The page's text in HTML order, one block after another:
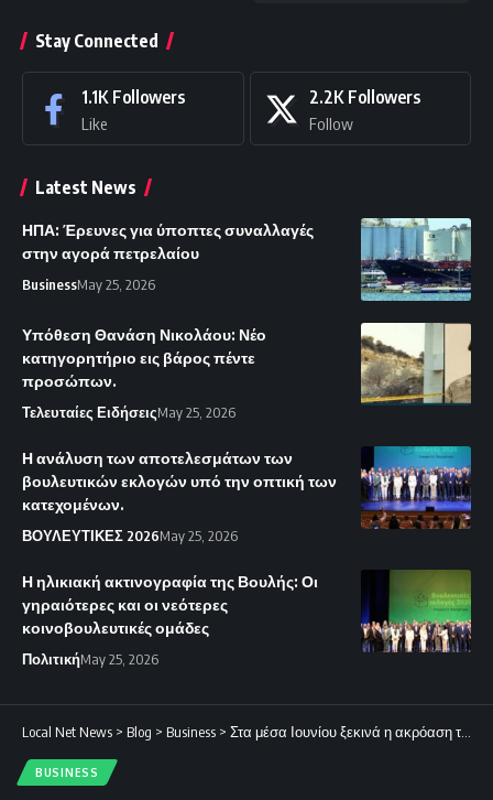
Stay Connected
1.1K Followers
Like
2.2K Followers
Follow
Latest News
ΗΠΑ: Έρευνες για ύποπτες συναλλαγές
στην αγορά πετρελαίου
BusinessMay 25, 2026
Υπόθεση Θανάση Νικολάου: Νέο
κατηγορητήριο εις βάρος πέντε
προσώπων.
Τελευταίες ΕιδήσειςMay 25, 2026
Η ανάλυση των αποτελεσμάτων των
βουλευτικών εκλογών υπό την οπτική των
κατεχομένων.
ΒΟΥΛΕΥΤΙΚΕΣ 2026May 25, 2026
Η ηλικιακή ακτινογραφία της Βουλής: Οι
γηραιότερες και οι νεότερες
κοινοβουλευτικές ομάδες
ΠολιτικήMay 25, 2026
Local Net News > Blog > Business > Στα μέσα Ιουνίου ξεκινά η ακρόαση των αναφορών του Προέδρου για τις εκποιήσεις.
BUSINESS